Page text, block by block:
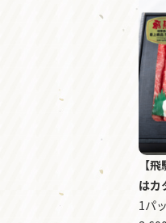
【
はカ
1パ